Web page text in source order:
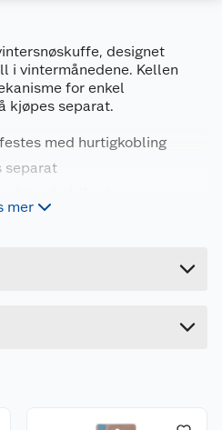
designet
i vintermånedene. Kellen
for enkel
kjøpes separat.
med hurtigkobling
separat
plastmateriale,
bladets styrke
selges separat
mer
fått noen omtale ennå.
7025180735514
SIC-H340-